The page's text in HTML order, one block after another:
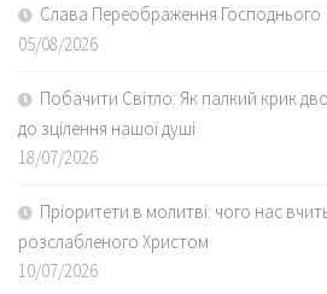
Слава Переображення Господнього
05/08/2026
Побачити Світло: Як палкий крик
до зцілення нашої душі
18/07/2026
Пріоритети в молитві: чого нас
розслабленого Христом
10/07/2026